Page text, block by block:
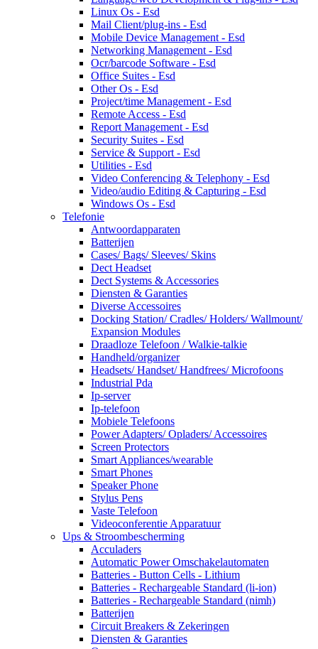
Linux Os - Esd
Mail Client/plug-ins - Esd
Mobile Device Management - Esd
Networking Management - Esd
Ocr/barcode Software - Esd
Office Suites - Esd
Other Os - Esd
Project/time Management - Esd
Remote Access - Esd
Report Management - Esd
Security Suites - Esd
Service & Support - Esd
Utilities - Esd
Video Conferencing & Telephony - Esd
Video/audio Editing & Capturing - Esd
Windows Os - Esd
Telefonie
Antwoordapparaten
Batterijen
Cases/ Bags/ Sleeves/ Skins
Dect Headset
Dect Systems & Accessories
Diensten & Garanties
Diverse Accessoires
Docking Station/ Cradles/ Holders/ Wallmount/
Expansion Modules
Draadloze Telefoon / Walkie-talkie
Handheld/organizer
Headsets/ Handset/ Handfrees/ Microfoons
Industrial Pda
Ip-server
Ip-telefoon
Mobiele Telefoons
Power Adapters/ Opladers/ Accessoires
Screen Protectors
Smart Appliances/wearable
Smart Phones
Speaker Phone
Stylus Pens
Vaste Telefoon
Videoconferentie Apparatuur
Ups & Stroombescherming
Acculaders
Automatic Power Omschakelautomaten
Batteries - Button Cells - Lithium
Batteries - Rechargeable Standard (li-ion)
Batteries - Rechargeable Standard (nimh)
Batterijen
Circuit Breakers & Zekeringen
Diensten & Garanties